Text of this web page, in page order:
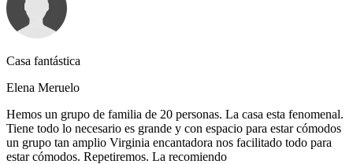
Casa fantástica
Elena Meruelo
Hemos un grupo de familia de 20 personas. La casa esta fenomenal.
Tiene todo lo necesario es grande y con espacio para estar cómodos
un grupo tan amplio Virginia encantadora nos facilitado todo para
estar cómodos. Repetiremos. La recomiendo